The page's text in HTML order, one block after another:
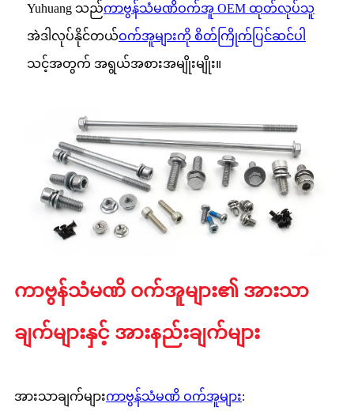
Yuhuang သည်ကာဗွန်သံမဏိဝက်အူ OEM ထုတ်လုပ်သူ
အဲဒါလုပ်နိုင်တယ်ဝက်အူများကို စိတ်ကြိုက်ပြင်ဆင်ပါ
သင့်အတွက် အရွယ်အစားအမျိုးမျိုး။
ကာဗွန်သံမဏိ ဝက်အူများ၏ အားသာ
ချက်များနှင့် အားနည်းချက်များ
အားသာချက်များကာဗွန်သံမဏိ ဝက်အူများ: